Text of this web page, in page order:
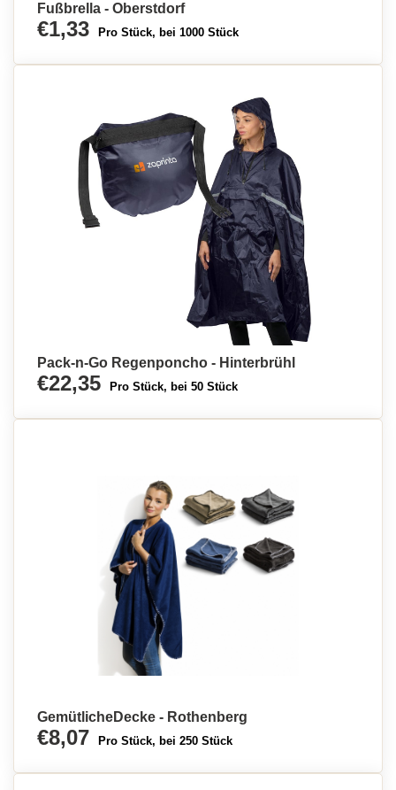
Fußbrella - Oberstdorf
€1,33 Pro Stück, bei 1000 Stück
Pack-n-Go Regenponcho - Hinterbrühl
€22,35 Pro Stück, bei 50 Stück
GemütlicheDecke - Rothenberg
€8,07 Pro Stück, bei 250 Stück